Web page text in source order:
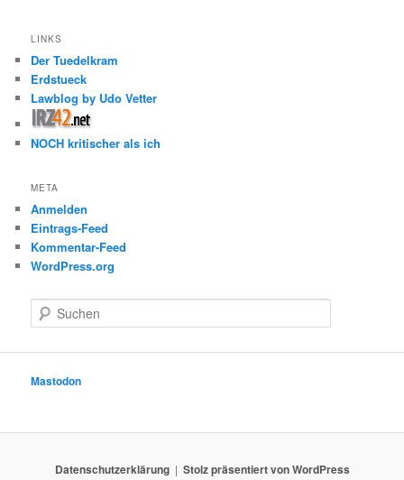
LINKS
Der Tuedelkram
Erdstueck
Lawblog by Udo Vetter
NOCH kritischer als ich
META
Anmelden
Eintrags-Feed
Kommentar-Feed
WordPress.org
u
e
Mastodon
Datenschutzerklärung Stolz präsentiert von WordPress